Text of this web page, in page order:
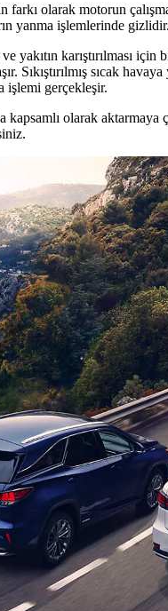
farkı olarak motorun
yanma işlemlerinde gizlidir.
karıştırılması için bir
Sıkıştırılmış sıcak
işlemi gerçekleşir.
olarak